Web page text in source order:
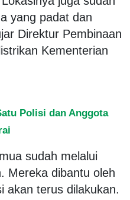
yang padat dan
Direktur Pembinaan
Kementerian
Polisi dan Anggota
sudah melalui
Mereka dibantu oleh
akan terus dilakukan.